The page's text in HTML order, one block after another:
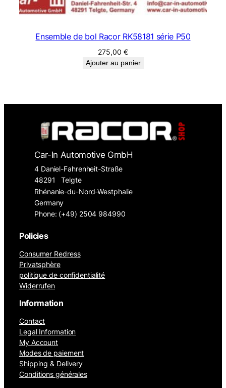
Ensemble de bol Racor RK58181 série P50
275,00 €
Ajouter au panier
Car-In Automotive GmbH
4 Daniel-Fahrenheit-Straße
48291
Telgte
Rhénanie-du-Nord-Westphalie
Germany
Phone: (+49) 2504 984990
Policies
Consumer Redress
Privatsphère
politique de confidentialité
Widerrufen
Information
Contact
Legal Information
My Account
Modes de paiement
Shipping & Delivery
Conditions générales